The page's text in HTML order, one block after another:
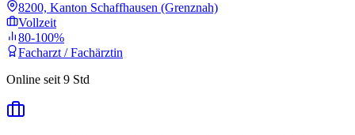
8200, Kanton Schaffhausen (Grenznah)
Vollzeit
80-100%
Facharzt / Fachärztin
Online seit 9 Std